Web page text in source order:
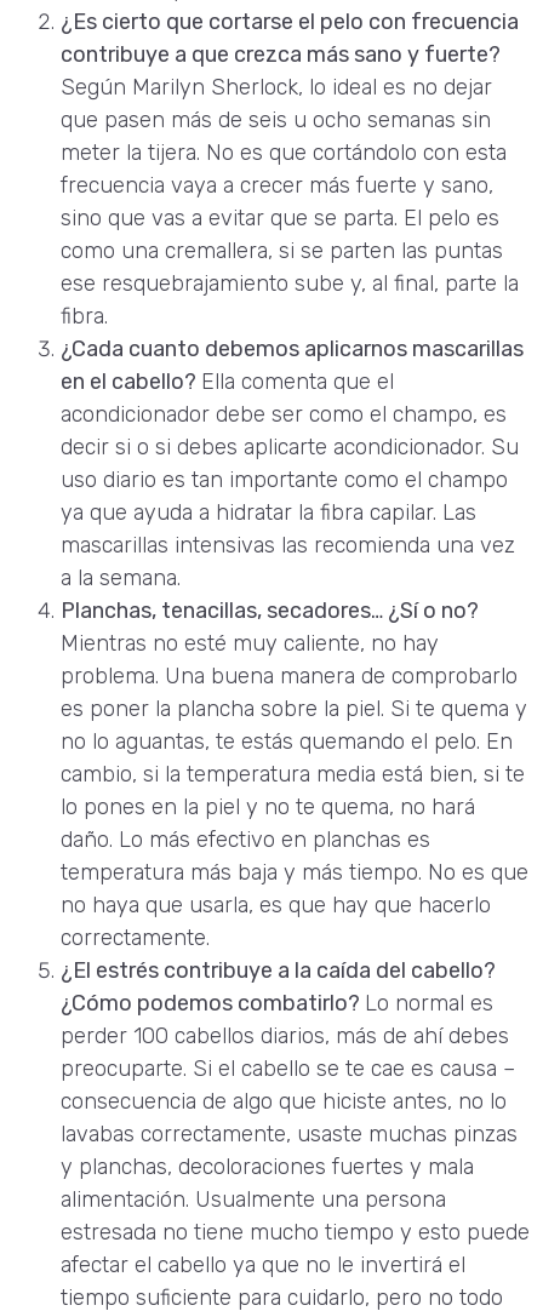
¿Es cierto que cortarse el pelo con frecuencia
contribuye a que crezca más sano y fuerte?
Según Marilyn Sherlock, lo ideal es no dejar
que pasen más de seis u ocho semanas sin
meter la tijera. No es que cortándolo con esta
frecuencia vaya a crecer más fuerte y sano,
sino que vas a evitar que se parta. El pelo es
como una cremallera, si se parten las puntas
ese resquebrajamiento sube y, al final, parte la
fibra.
¿Cada cuanto debemos aplicarnos mascarillas
en el cabello? Ella comenta que el
acondicionador debe ser como el champo, es
decir si o si debes aplicarte acondicionador. Su
uso diario es tan importante como el champo
ya que ayuda a hidratar la fibra capilar. Las
mascarillas intensivas las recomienda una vez
a la semana.
Planchas, tenacillas, secadores… ¿Sí o no?
Mientras no esté muy caliente, no hay
problema. Una buena manera de comprobarlo
es poner la plancha sobre la piel. Si te quema y
no lo aguantas, te estás quemando el pelo. En
cambio, si la temperatura media está bien, si te
lo pones en la piel y no te quema, no hará
daño. Lo más efectivo en planchas es
temperatura más baja y más tiempo. No es que
no haya que usarla, es que hay que hacerlo
correctamente.
¿El estrés contribuye a la caída del cabello?
¿Cómo podemos combatirlo? Lo normal es
perder 100 cabellos diarios, más de ahí debes
preocuparte. Si el cabello se te cae es causa –
consecuencia de algo que hiciste antes, no lo
lavabas correctamente, usaste muchas pinzas
y planchas, decoloraciones fuertes y mala
alimentación. Usualmente una persona
estresada no tiene mucho tiempo y esto puede
afectar el cabello ya que no le invertirá el
tiempo suficiente para cuidarlo, pero no todo